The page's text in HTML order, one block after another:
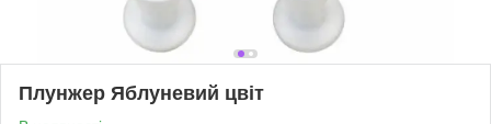
Плунжер Яблуневий цвіт